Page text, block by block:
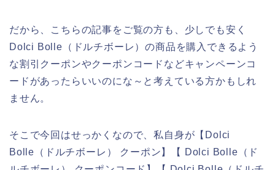
だから、こちらの記事をご覧の方も、少しでも安く
Dolci Bolle（ドルチボーレ）の商品を購入できるよう
な割引クーポンやクーポンコードなどキャンペーンコ
ードがあったらいいのにな～と考えている方かもしれ
ません。
そこで今回はせっかくなので、私自身が【Dolci
Bolle（ドルチボーレ） クーポン】【 Dolci Bolle（ド